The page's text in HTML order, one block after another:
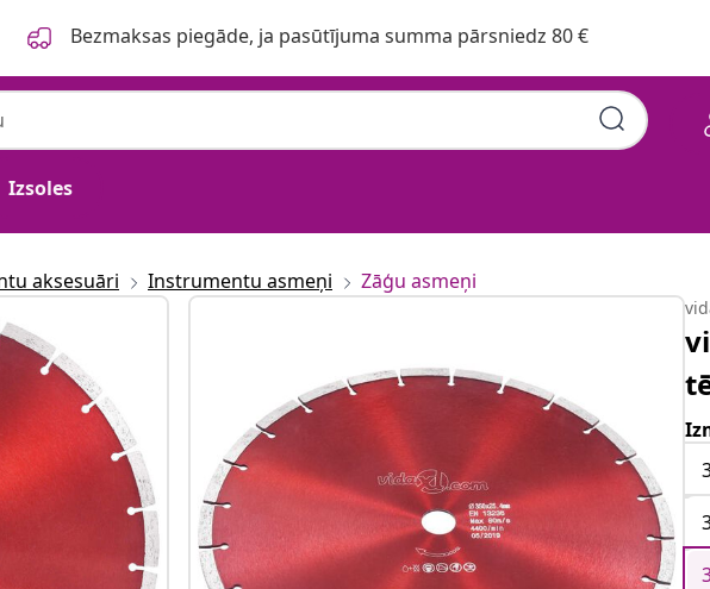
Bezmaksas piegāde, ja pasūtījuma summa pārsniedz 80 €
Izsoles
aksesuāri Instrumentu asmeņi Zāģu asmeņi